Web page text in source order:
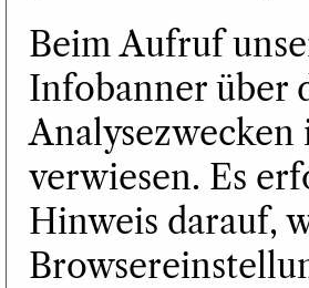
Beim Aufruf
Infobanner über
verwiesen. Es
Hinweis darauf,